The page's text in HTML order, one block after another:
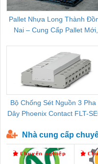
Pallet Nhựa Long Thành
Nai – Cung Cấp Pallet Mới,
Bộ Chống Sét Nguồn 3 Pha
Dây Phoenix Contact FLT-
Nhà cung cấp